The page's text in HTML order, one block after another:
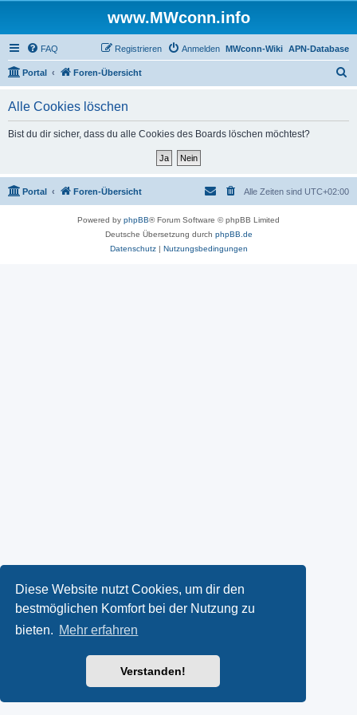
Diese Website nutzt Cookies, um dir den
bestmöglichen Komfort bei der Nutzung zu
bieten. Mehr erfahren
Verstanden!
www.MWconn.info
FAQ APN-Database
MWconn-Wiki
Anmelden
Registrieren
Portal Foren-Übersicht
Alle Cookies löschen
Bist du dir sicher, dass du alle Cookies des Boards löschen möchtest?
Portal Foren-Übersicht Alle Zeiten sind UTC+02:00
Powered by phpBB® Forum Software © phpBB Limited
Deutsche Übersetzung durch phpBB.de
Datenschutz| Nutzungsbedingungen